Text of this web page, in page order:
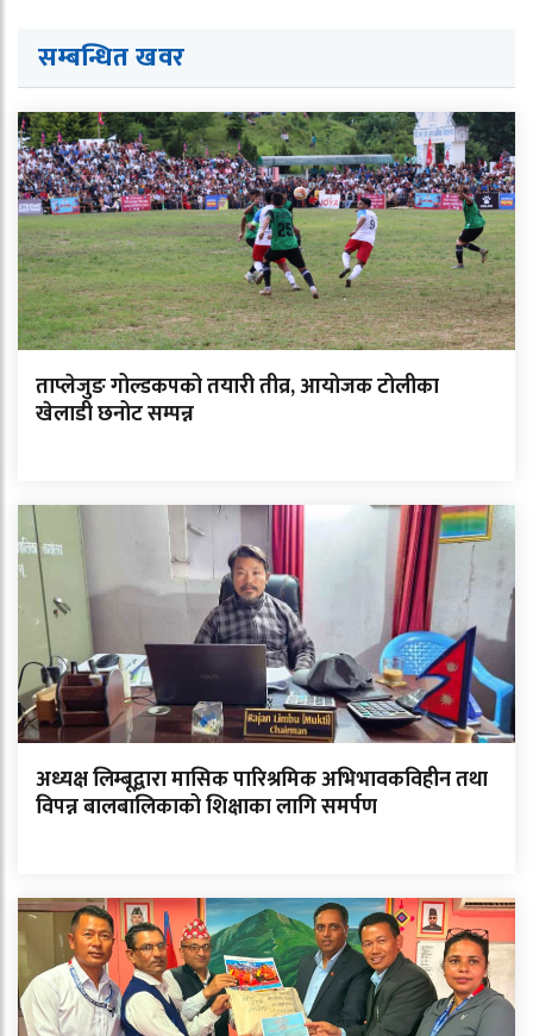
सम्बन्धित खवर
ताप्लेजुङ गोल्डकपको तयारी तीव्र, आयोजक टोलीका
खेलाडी छनोट सम्पन्न
अध्यक्ष लिम्बूद्वारा मासिक पारिश्रमिक अभिभावकविहीन तथा
विपन्न बालबालिकाको शिक्षाका लागि समर्पण